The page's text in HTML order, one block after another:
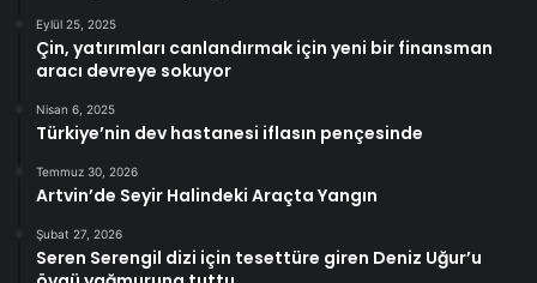
Eylül 25, 2025
Çin, yatırımları canlandırmak için yeni bir finansman
aracı devreye sokuyor
Nisan 6, 2025
Türkiye’nin dev hastanesi iflasın pençesinde
Temmuz 30, 2026
Artvin’de Seyir Halindeki Araçta Yangın
Şubat 27, 2026
Seren Serengil dizi için tesettüre giren Deniz Uğur’u